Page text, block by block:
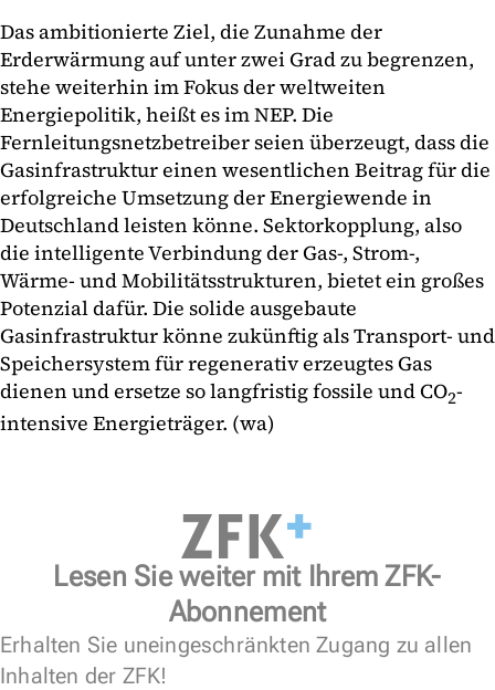
Das ambitionierte Ziel, die Zunahme der
Erderwärmung auf unter zwei Grad zu begrenzen,
stehe weiterhin im Fokus der weltweiten
Energiepolitik, heißt es im NEP. Die
Fernleitungsnetzbetreiber seien überzeugt, dass die
Gasinfrastruktur einen wesentlichen Beitrag für die
erfolgreiche Umsetzung der Energiewende in
Deutschland leisten könne. Sektorkopplung, also
die intelligente Verbindung der Gas-, Strom-,
Wärme- und Mobilitätsstrukturen, bietet ein großes
Potenzial dafür. Die solide ausgebaute
Gasinfrastruktur könne zukünftig als Transport- und
Speichersystem für regenerativ erzeugtes Gas
dienen und ersetze so langfristig fossile und CO2-
intensive Energieträger. (wa)
Lesen Sie weiter mit Ihrem ZFK-
Abonnement
Erhalten Sie uneingeschränkten Zugang zu allen
Inhalten der ZFK!